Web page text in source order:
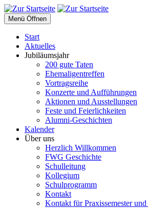
Menü Öffnen
Start
Aktuelles
Jubiläumsjahr
200 gute Taten
Ehemaligentreffen
Vortragsreihe
Konzerte und Aufführungen
Aktionen und Ausstellungen
Feste und Feierlichkeiten
Alumni-Geschichten
Kalender
Über uns
Herzlich Willkommen
FWG Geschichte
Schulleitung
Kollegium
Schulprogramm
Kontakt
Kontakt für Praxissemester